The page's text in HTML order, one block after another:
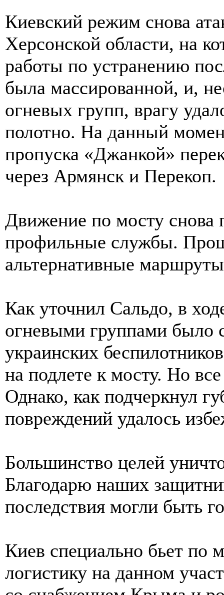
Киевский режим снова
Херсонской области, на
работы по устранению
была массированной, и,
огневых групп, врагу
полотно. На данный
пропуска «Джанкой»
через Армянск и Перекоп.
Движение по мосту снова
профильные службы.
альтернативные
Как уточнил Сальдо, в
огневыми группами было
украинских
на подлете к мосту. Но
Однако, как подчеркнул
повреждений удалось
Большинство целей
Благодарю наших
последствия могли быть
Киев специально бьет по
логистику на данном